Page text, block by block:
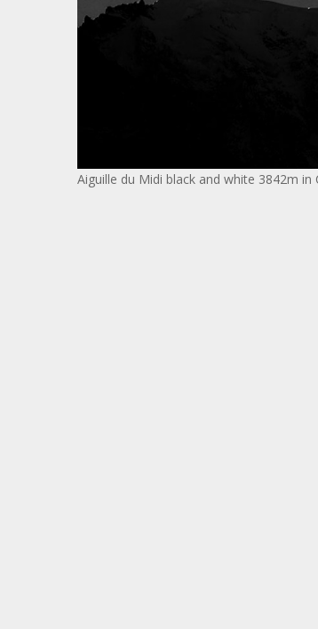
Aiguille du Midi black and white 3842m in